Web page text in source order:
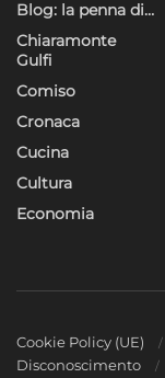
Blog: la penna di…
Chiaramonte
Gulfi
Comiso
Cronaca
Cucina
Cultura
Economia
Cookie Policy (UE)
Disconoscimento